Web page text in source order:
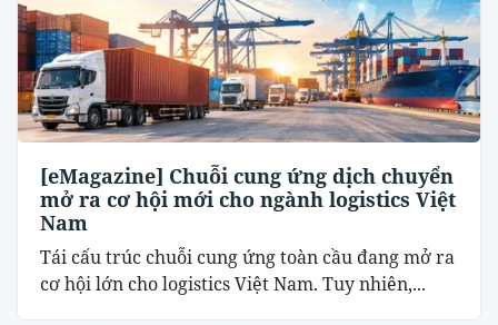
[eMagazine] Chuỗi cung ứng dịch chuyển
mở ra cơ hội mới cho ngành logistics Việt
Nam
Tái cấu trúc chuỗi cung ứng toàn cầu đang mở ra
cơ hội lớn cho logistics Việt Nam. Tuy nhiên,...